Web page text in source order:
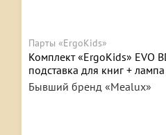
Парты «ErgoKids»
Комплект «ErgoKids» EVO
подставка для книг + лампа
Бывший бренд «Mealux»